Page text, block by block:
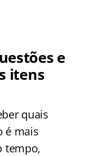
e
itens
quais
é mais
tempo,